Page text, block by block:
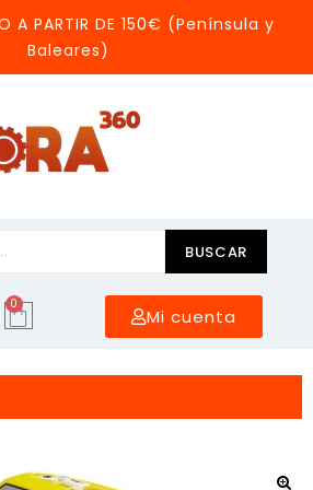
A PARTIR DE 150€ (Península y
Baleares)
BUSCAR
0
Mi cuenta